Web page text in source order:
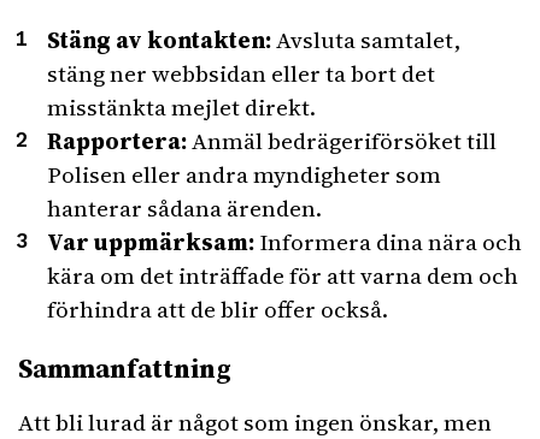
Stäng av kontakten:Avsluta samtalet,
stäng ner webbsidan eller ta bort det
misstänkta mejlet direkt.
Rapportera:Anmäl bedrägeriförsöket till
Polisen eller andra myndigheter som
hanterar sådana ärenden.
Var uppmärksam:Informera dina nära och
kära om det inträffade för att varna dem och
förhindra att de blir offer också.
Sammanfattning
Att bli lurad är något som ingen önskar, men